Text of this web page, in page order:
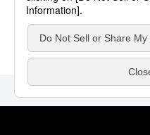
جيجي برس